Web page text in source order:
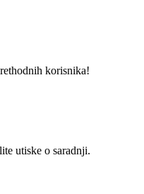
korisnika!
utiske o saradnji.